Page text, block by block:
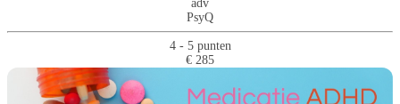
adv
PsyQ
4 - 5 punten
€ 285